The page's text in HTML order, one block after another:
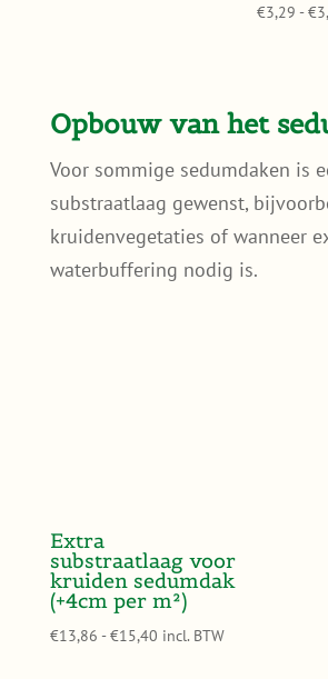
€3,29 - €
Opbouw van het
Voor sommige sedumdaken is
substraatlaag gewenst,
kruidenvegetaties of wanneer
waterbuffering nodig is.
Extra
substraatlaag voor
kruiden sedumdak
(+4cm per m²)
€13,86 - €15,40Prijsklasse:
incl. BTW